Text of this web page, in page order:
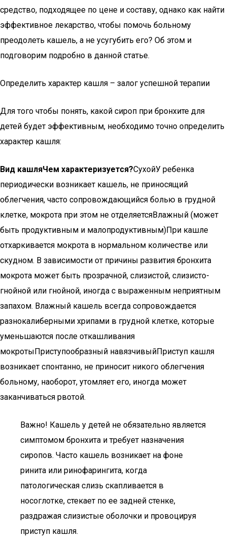
средство, подходящее по цене и составу, однако как найти
эффективное лекарство, чтобы помочь больному
преодолеть кашель, а не усугубить его? Об этом и
подговорим подробно в данной статье.
Определить характер кашля – залог успешной терапии
Для того чтобы понять, какой сироп при бронхите для
детей будет эффективным, необходимо точно определить
характер кашля:
Вид кашляЧем характеризуется?СухойУ ребенка
периодически возникает кашель, не приносящий
облегчения, часто сопровождающийся болью в грудной
клетке, мокрота при этом не отделяетсяВлажный (может
быть продуктивным и малопродуктивным)При кашле
отхаркивается мокрота в нормальном количестве или
скудном. В зависимости от причины развития бронхита
мокрота может быть прозрачной, слизистой, слизисто-
гнойной или гнойной, иногда с выраженным неприятным
запахом. Влажный кашель всегда сопровождается
разнокалиберными хрипами в грудной клетке, которые
уменьшаются после откашливания
мокротыПриступообразный навязчивыйПриступ кашля
возникает спонтанно, не приносит никого облегчения
больному, наоборот, утомляет его, иногда может
заканчиваться рвотой.
Важно! Кашель у детей не обязательно является
симптомом бронхита и требует назначения
сиропов. Часто кашель возникает на фоне
ринита или ринофарингита, когда
патологическая слизь скапливается в
носоглотке, стекает по ее задней стенке,
раздражая слизистые оболочки и провоцируя
приступ кашля.